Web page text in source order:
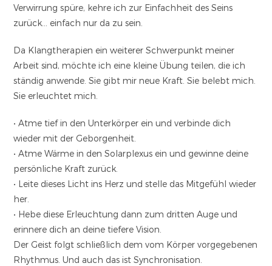
Verwirrung spüre, kehre ich zur Einfachheit des Seins
zurück… einfach nur da zu sein.
Da Klangtherapien ein weiterer Schwerpunkt meiner
Arbeit sind, möchte ich eine kleine Übung teilen, die ich
ständig anwende. Sie gibt mir neue Kraft. Sie belebt mich.
Sie erleuchtet mich.
• Atme tief in den Unterkörper ein und verbinde dich
wieder mit der Geborgenheit.
• Atme Wärme in den Solarplexus ein und gewinne deine
persönliche Kraft zurück.
• Leite dieses Licht ins Herz und stelle das Mitgefühl wieder
her.
• Hebe diese Erleuchtung dann zum dritten Auge und
erinnere dich an deine tiefere Vision.
Der Geist folgt schließlich dem vom Körper vorgegebenen
Rhythmus. Und auch das ist Synchronisation.